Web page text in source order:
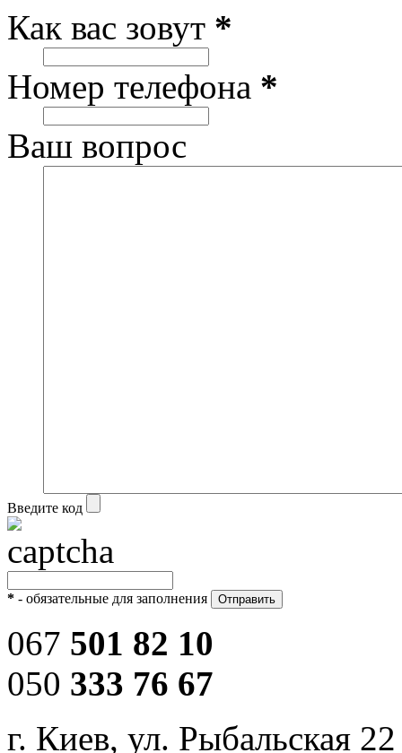
Как вас зовут *
Номер телефона *
Ваш вопрос
Введите код
* - обязательные для заполнения
067 501 82 10
050 333 76 67
г. Киев, ул. Рыбальская 22